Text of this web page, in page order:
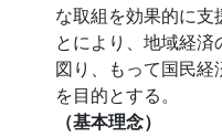
な取組を効果的に支
とにより、地域経
図り、もって国民経
を目的とする。
（基本理念）